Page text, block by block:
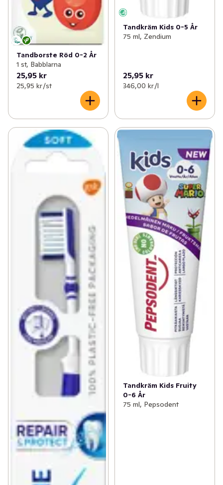
Tandborste Röd 0-2 År
1 st, Babblarna
25,95 kr
25,95 kr /st
Tandkräm Kids 0-5 År
75 ml, Zendium
25,95 kr
346,00 kr /l
Tandkräm Kids Fruity
0-6 År
75 ml, Pepsodent